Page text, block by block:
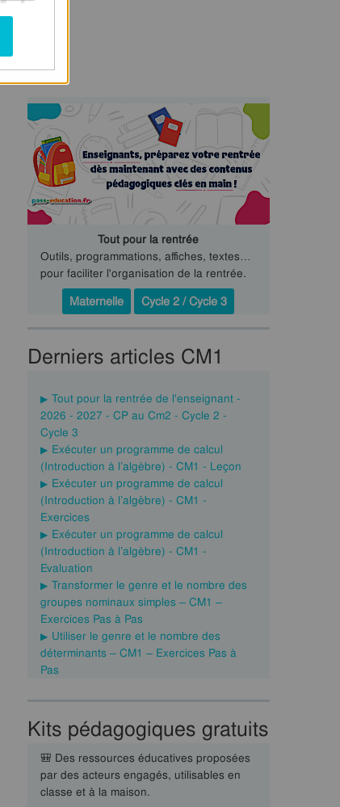
Tout pour la rentrée
Outils, programmations, affiches, textes…
pour faciliter l'organisation de la rentrée.
Maternelle
Cycle 2 / Cycle 3
Derniers articles CM1
Tout pour la rentrée de l'enseignant -
2026 - 2027 - CP au Cm2 - Cycle 2 -
Cycle 3
Exécuter un programme de calcul
(Introduction à l’algèbre) - CM1 - Leçon
Exécuter un programme de calcul
(Introduction à l’algèbre) - CM1 -
Exercices
Exécuter un programme de calcul
(Introduction à l’algèbre) - CM1 -
Evaluation
Transformer le genre et le nombre des
groupes nominaux simples – CM1 –
Exercices Pas à Pas
Utiliser le genre et le nombre des
déterminants – CM1 – Exercices Pas à
Pas
Kits pédagogiques gratuits
🎒 Des ressources éducatives proposées
par des acteurs engagés, utilisables en
classe et à la maison.